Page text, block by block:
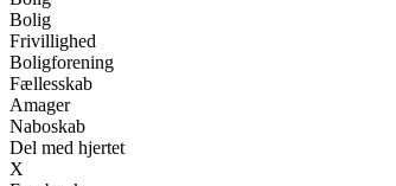
Bolig
Frivillighed
Boligforening
Fællesskab
Amager
Naboskab
Del med hjertet
X